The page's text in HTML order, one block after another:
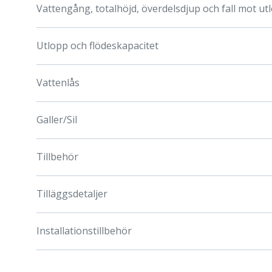
Vattengång, totalhöjd, överdelsdjup och fall mot
Utlopp och flödeskapacitet
Vattenlås
Galler/Sil
Tillbehör
Tilläggsdetaljer
Installationstillbehör